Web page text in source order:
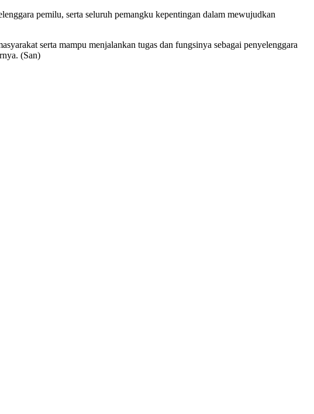
pemilu, serta seluruh pemangku kepentingan dalam mewujudkan
serta mampu menjalankan tugas dan fungsinya sebagai penyelenggara
(San)